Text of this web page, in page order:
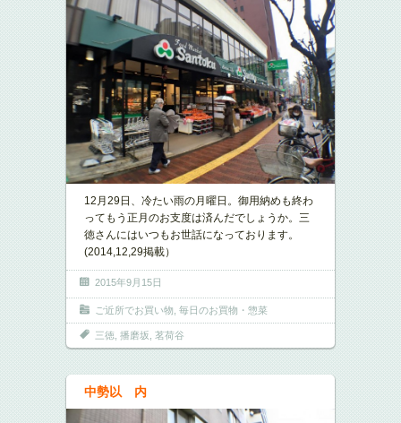
12月29日、冷たい雨の月曜日。御用納めも終わ
ってもう正月のお支度は済んだでしょうか。三
徳さんにはいつもお世話になっております。
(2014,12,29掲載）
2015年9月15日
ご近所でお買い物 毎日のお買物・惣菜
三徳 播磨坂 茗荷谷
中勢以 内